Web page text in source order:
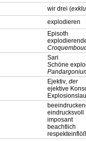
wir drei (
explodieren
Episoth
Sari
Schöne
Ejektiv, der
ejektive
eindrucksvoll
imposant
beachtlich